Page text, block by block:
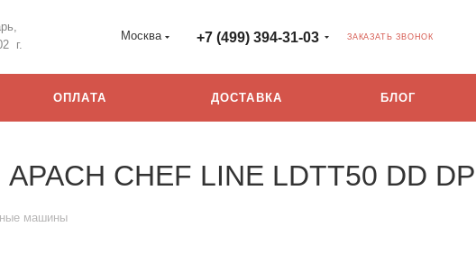
г.
Москва +7 (499) 394-31-03 ЗАКАЗАТЬ ЗВОНОК
ОПЛАТА ДОСТАВКА БЛОГ
CHEF LINE LDTT50 DD DP
машины